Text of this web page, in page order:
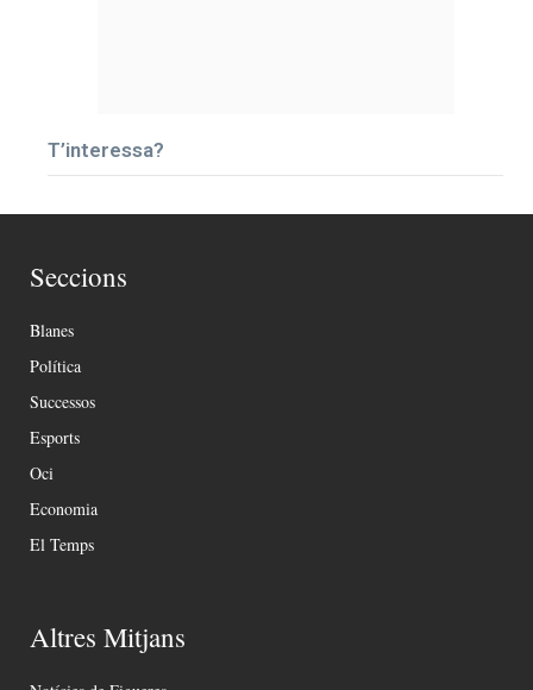
T’interessa?
Seccions
Blanes
Política
Successos
Esports
Oci
Economia
El Temps
Altres Mitjans